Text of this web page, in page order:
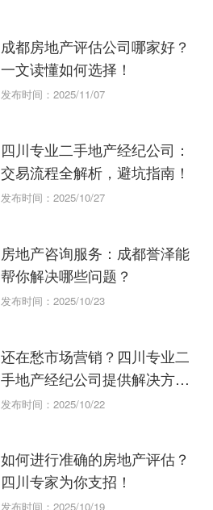
成都房地产评估公司哪家好？
一文读懂如何选择！
发布时间：2025/11/07
四川专业二手地产经纪公司：
交易流程全解析，避坑指南！
发布时间：2025/10/27
房地产咨询服务：成都誉泽能
帮你解决哪些问题？
发布时间：2025/10/23
还在愁市场营销？四川专业二
手地产经纪公司提供解决方
案！
发布时间：2025/10/22
如何进行准确的房地产评估？
四川专家为你支招！
发布时间：2025/10/19